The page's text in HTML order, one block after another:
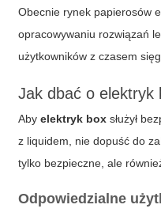
Obecnie rynek papierosów
opracowywaniu rozwiązań
użytkowników z czasem
Jak dbać oelektryk
Abyelektryk box służył
z liquidem, nie dopuść do
tylko bezpieczne, ale
Odpowiedzialne